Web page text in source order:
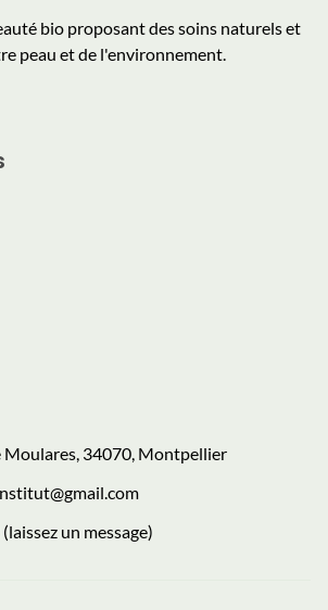
bio proposant des soins naturels et
peau et de l'environnement.
Moulares, 34070, Montpellier
un message)